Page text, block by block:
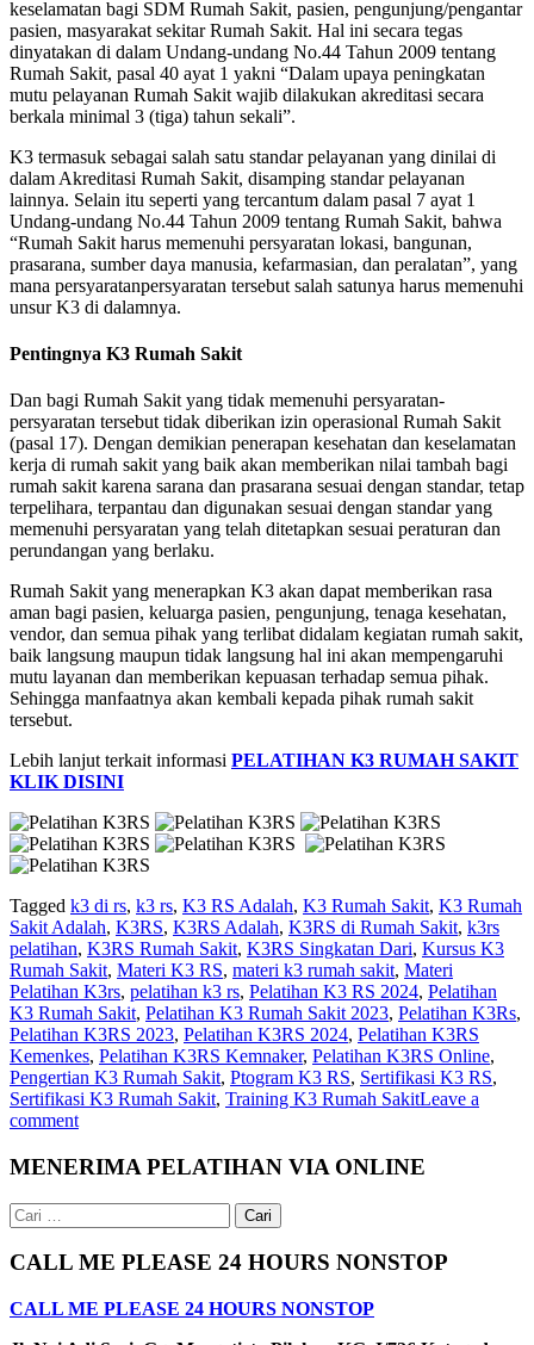
keselamatan bagi SDM Rumah Sakit, pasien, pengunjung/pengantar
pasien, masyarakat sekitar Rumah Sakit. Hal ini secara tegas
dinyatakan di dalam Undang-undang No.44 Tahun 2009 tentang
Rumah Sakit, pasal 40 ayat 1 yakni “Dalam upaya peningkatan
mutu pelayanan Rumah Sakit wajib dilakukan akreditasi secara
berkala minimal 3 (tiga) tahun sekali”.
K3 termasuk sebagai salah satu standar pelayanan yang dinilai di
dalam Akreditasi Rumah Sakit, disamping standar pelayanan
lainnya. Selain itu seperti yang tercantum dalam pasal 7 ayat 1
Undang-undang No.44 Tahun 2009 tentang Rumah Sakit, bahwa
“Rumah Sakit harus memenuhi persyaratan lokasi, bangunan,
prasarana, sumber daya manusia, kefarmasian, dan peralatan”, yang
mana persyaratanpersyaratan tersebut salah satunya harus memenuhi
unsur K3 di dalamnya.
Pentingnya K3 Rumah Sakit
Dan bagi Rumah Sakit yang tidak memenuhi persyaratan-
persyaratan tersebut tidak diberikan izin operasional Rumah Sakit
(pasal 17). Dengan demikian penerapan kesehatan dan keselamatan
kerja di rumah sakit yang baik akan memberikan nilai tambah bagi
rumah sakit karena sarana dan prasarana sesuai dengan standar, tetap
terpelihara, terpantau dan digunakan sesuai dengan standar yang
memenuhi persyaratan yang telah ditetapkan sesuai peraturan dan
perundangan yang berlaku.
Rumah Sakit yang menerapkan K3 akan dapat memberikan rasa
aman bagi pasien, keluarga pasien, pengunjung, tenaga kesehatan,
vendor, dan semua pihak yang terlibat didalam kegiatan rumah sakit,
baik langsung maupun tidak langsung hal ini akan mempengaruhi
mutu layanan dan memberikan kepuasan terhadap semua pihak.
Sehingga manfaatnya akan kembali kepada pihak rumah sakit
tersebut.
Lebih lanjut terkait informasi PELATIHAN K3 RUMAH SAKIT
KLIK DISINI
Tagged k3 di rs, k3 rs, K3 RS Adalah, K3 Rumah Sakit, K3 Rumah
Sakit Adalah, K3RS, K3RS Adalah, K3RS di Rumah Sakit, k3rs
pelatihan, K3RS Rumah Sakit, K3RS Singkatan Dari, Kursus K3
Rumah Sakit, Materi K3 RS, materi k3 rumah sakit, Materi
Pelatihan K3rs, pelatihan k3 rs, Pelatihan K3 RS 2024, Pelatihan
K3 Rumah Sakit, Pelatihan K3 Rumah Sakit 2023, Pelatihan K3Rs,
Pelatihan K3RS 2023, Pelatihan K3RS 2024, Pelatihan K3RS
Kemenkes, Pelatihan K3RS Kemnaker, Pelatihan K3RS Online,
Pengertian K3 Rumah Sakit, Ptogram K3 RS, Sertifikasi K3 RS,
Sertifikasi K3 Rumah Sakit, Training K3 Rumah SakitLeave a
comment
MENERIMA PELATIHAN VIA ONLINE
Cari
untuk:
CALL ME PLEASE 24 HOURS NONSTOP
CALL ME PLEASE 24 HOURS NONSTOP